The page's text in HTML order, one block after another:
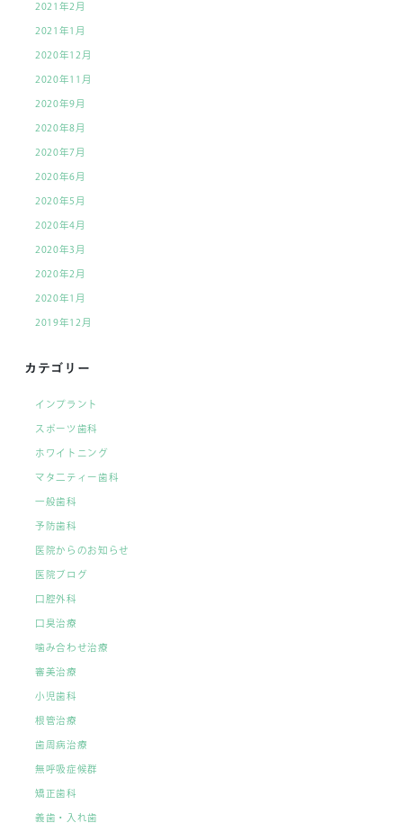
2021年2月
2021年1月
2020年12月
2020年11月
2020年9月
2020年8月
2020年7月
2020年6月
2020年5月
2020年4月
2020年3月
2020年2月
2020年1月
2019年12月
カテゴリー
インプラント
スポーツ歯科
ホワイトニング
マタ二ティー歯科
一般歯科
予防歯科
医院からのお知らせ
医院ブログ
口腔外科
口臭治療
噛み合わせ治療
審美治療
小児歯科
根管治療
歯周病治療
無呼吸症候群
矯正歯科
義歯・入れ歯